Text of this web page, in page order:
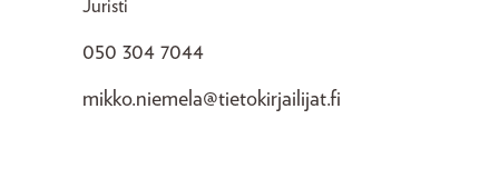
Juristi
050 304 7044
mikko.niemela@tietokirjailijat.fi